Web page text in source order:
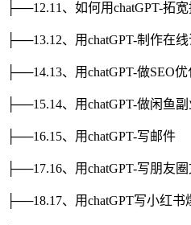
├──12.11、如何用chatGPT-拓
├──13.12、用chatGPT-制作在
├──14.13、用chatGPT-做SEO优
├──15.14、用chatGPT-做闲鱼
├──16.15、用chatGPT-写邮件
├──17.16、用chatGPT-写朋友
├──18.17、用chatGPT写小红书